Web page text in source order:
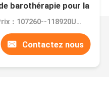
barothérapie pour la
Prix：107260--118920USD
Contactez nous